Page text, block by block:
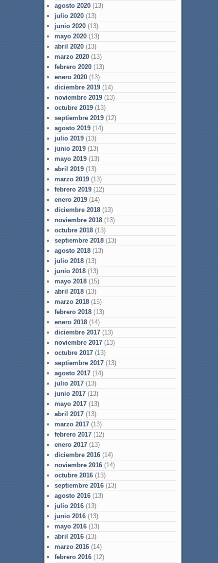
agosto 2020(13)
julio 2020(13)
junio 2020(13)
mayo 2020(13)
abril 2020(13)
marzo 2020(13)
febrero 2020(13)
enero 2020(13)
diciembre 2019(14)
noviembre 2019(13)
octubre 2019(13)
septiembre 2019(12)
agosto 2019(14)
julio 2019(13)
junio 2019(13)
mayo 2019(13)
abril 2019(13)
marzo 2019(13)
febrero 2019(12)
enero 2019(14)
diciembre 2018(13)
noviembre 2018(13)
octubre 2018(13)
septiembre 2018(13)
agosto 2018(13)
julio 2018(13)
junio 2018(13)
mayo 2018(15)
abril 2018(13)
marzo 2018(15)
febrero 2018(13)
enero 2018(14)
diciembre 2017(13)
noviembre 2017(13)
octubre 2017(13)
septiembre 2017(13)
agosto 2017(14)
julio 2017(13)
junio 2017(13)
mayo 2017(13)
abril 2017(13)
marzo 2017(13)
febrero 2017(12)
enero 2017(13)
diciembre 2016(14)
noviembre 2016(14)
octubre 2016(13)
septiembre 2016(13)
agosto 2016(13)
julio 2016(13)
junio 2016(13)
mayo 2016(13)
abril 2016(13)
marzo 2016(14)
febrero 2016(12)